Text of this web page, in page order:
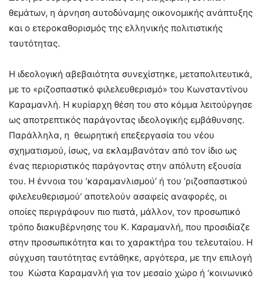
θεμάτων, η άρνηση αυτοδύναμης οικονομικής ανάπτυξης
και ο ετεροκαθορισμός της ελληνικής πολιτιστικής
ταυτότητας.
Η ιδεολογική αβεβαιότητα συνεχίστηκε, μεταπολιτευτικά,
με το «ριζοσπαστικό φιλελευθερισμό» του Κωνσταντίνου
Καραμανλή. Η κυρίαρχη θέση του στο κόμμα λειτούργησε
ως αποτρεπτικός παράγοντας ιδεολογικής εμβάθυνσης.
Παράλληλα, η θεωρητική επεξεργασία του νέου
σχηματισμού, ίσως, να εκλαμβανόταν από τον ίδιο ως
ένας περιοριστικός παράγοντας στην απόλυτη εξουσία
του. Η έννοια του ‘καραμανλισμού’ ή του ‘ριζοσπαστικού
φιλελευθερισμού’ αποτελούν ασαφείς αναφορές, οι
οποίες περιγράφουν πιο πιστά, μάλλον, τον προσωπικό
τρόπο διακυβέρνησης του Κ. Καραμανλή, που προσιδίαζε
στην προσωπικότητα και το χαρακτήρα του τελευταίου. Η
σύγχυση ταυτότητας εντάθηκε, αργότερα, με την επιλογή
του Κώστα Καραμανλή για τον μεσαίο χώρο ή ‘κοινωνικό